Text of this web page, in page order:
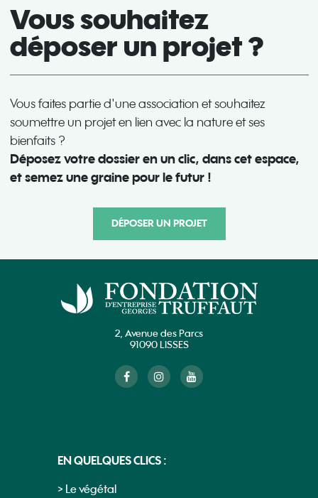
Vous souhaitez
déposer un projet ?
Vous faites partie d'une association et souhaitez
soumettre un projet en lien avec la nature et ses
bienfaits ?
Déposez votre dossier en un clic, dans cet espace,
et semez une graine pour le futur !
DÉPOSER UN PROJET
2, Avenue des Parcs
91090 LISSES
EN QUELQUES CLICS :
> Le végétal